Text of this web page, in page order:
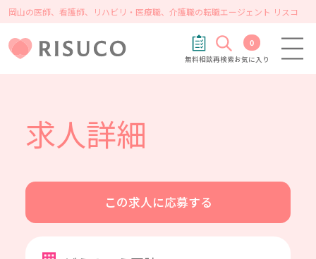
岡山の医師、看護師、リハビリ・医療職、介護職の転職エージェント リスコ
無料相談再検索
0
お気に入り
求人詳細
この求人に応募する